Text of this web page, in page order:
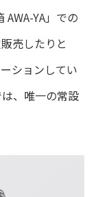
YA」での
売したりと
ションしてい
、唯一の常設